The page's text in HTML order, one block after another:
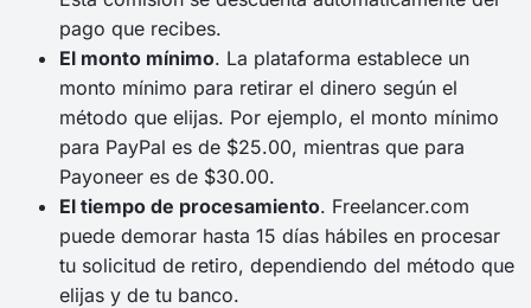
pago que recibes.
El monto mínimo. La plataforma establece un
monto mínimo para retirar el dinero según el
método que elijas. Por ejemplo, el monto mínimo
para PayPal es de $25.00, mientras que para
Payoneer es de $30.00.
El tiempo de procesamiento. Freelancer.com
puede demorar hasta 15 días hábiles en procesar
tu solicitud de retiro, dependiendo del método que
elijas y de tu banco.